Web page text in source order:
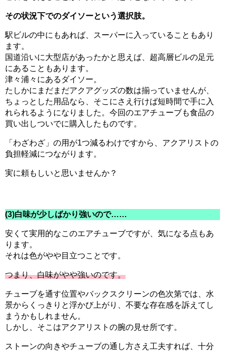
その状況下でのダイソーという選択肢。
駅ビルの中にもあれば、スーパーに入っていることもあり
ます。
国道沿いに大型店があったかと思えば、超高層ビルの足元
にあることもあります。
津々浦々にあるダイソー。
たしかにまだまだアクアグッズの数は揃っていませんが、
ちょっとした用品なら、そこにさえ行けば短時間で手に入
れられるようになりました。今回のエアチューブも食品の
買い出しついでに購入したものです。
「わざわざ」の用が1つ減るわけですから、アクアリストの
負担軽減につながります。
実に頼もしいと思いませんか？
(3)白味が少しばかり強いので……
安くて実用的なこのエアチューブですが、気になる点もあ
ります。
それは色がやや目立つことです。
つまり、白味がやや強いのです。
チューブを通す位置やバックスクリーンの色次第では、水
景からくっきりと浮かび上がり、不要な存在感を訴えてし
まうかもしれません。
しかし、そこはアクアリストの腕の見せ所です。
ストーンの向きやチューブの通し方さえ工夫すれば、十分